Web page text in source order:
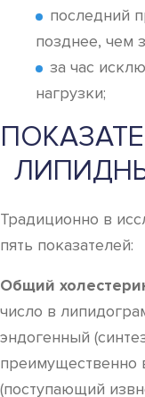
последний
позднее, чем
за час
нагрузки;
Традиционно в
пять показателей:
Общий
число в
эндогенный
преимущественно
(поступающий